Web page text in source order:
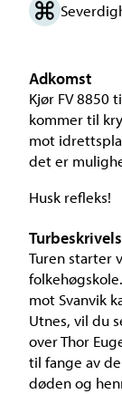
Adkomst
Kjør FV 8850
kommer til
mot
det er
Husk refleks!
Turen starter
mot Svanvik
Utnes, vil du
over Thor
til fange av
døden og